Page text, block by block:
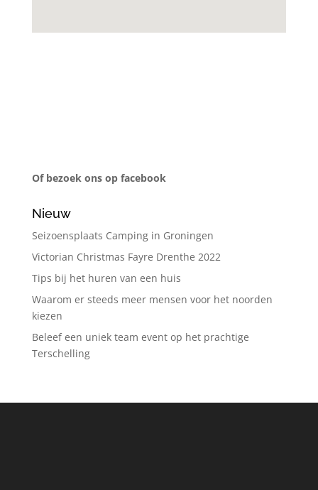
Of bezoek ons op facebook
Nieuw
Seizoensplaats Camping in Groningen
Victorian Christmas Fayre Drenthe 2022
Tips bij het huren van een huis
Waarom er steeds meer mensen voor het noorden
kiezen
Beleef een uniek team event op het prachtige
Terschelling